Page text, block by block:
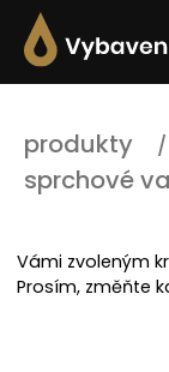
produkty
sprchové
Vámi zvoleným
Prosím, změňte